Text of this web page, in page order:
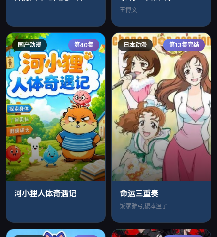
王博文
国产动漫 第40集
河小狸人体奇遇记
日本动漫 第13集完结
命运三重奏
饭冢雅弓,榎本温子